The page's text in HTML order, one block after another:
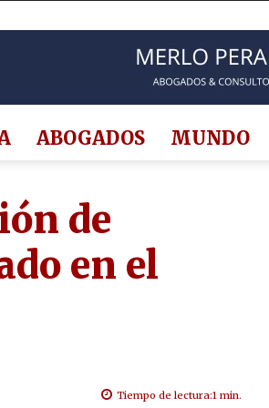
ABOGADOS MUNDO
de
en el
Tiempo de lectura:1 min.